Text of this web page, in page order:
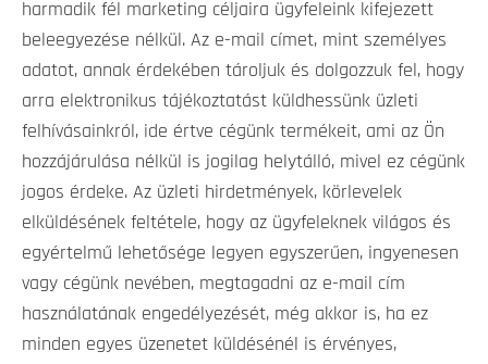
harmadik fél marketing céljaira ügyfeleink kifejezett
beleegyezése nélkül. Az e-mail címet, mint személyes
adatot, annak érdekében tároljuk és dolgozzuk fel, hogy
arra elektronikus tájékoztatást küldhessünk üzleti
felhívásainkról, ide értve cégünk termékeit, ami az Ön
hozzájárulása nélkül is jogilag helytálló, mivel ez cégünk
jogos érdeke. Az üzleti hirdetmények, körlevelek
elküldésének feltétele, hogy az ügyfeleknek világos és
egyértelmű lehetősége legyen egyszerűen, ingyenesen
vagy cégünk nevében, megtagadni az e-mail cím
használatának engedélyezését, még akkor is, ha ez
minden egyes üzenetet küldésénél is érvényes,